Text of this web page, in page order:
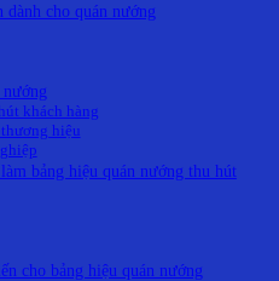
dành cho quán nướng
khách hàng
hiệu
bảng hiệu quán nướng thu hút
cho bảng hiệu quán nướng